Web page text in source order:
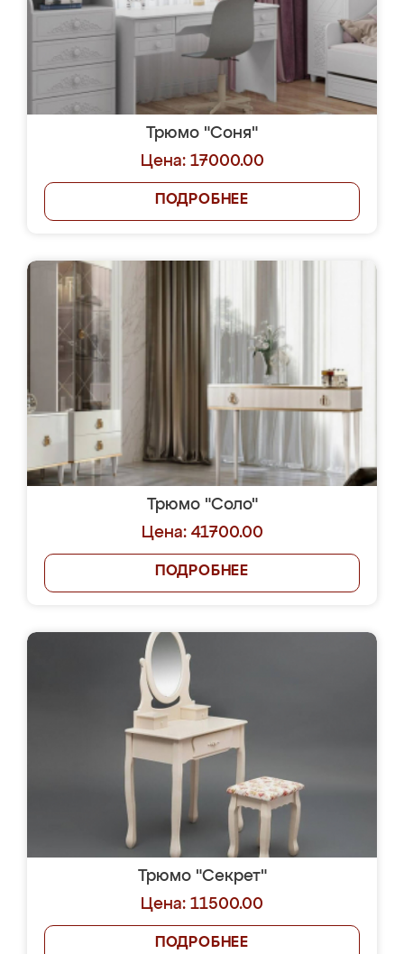
Трюмо "Соня"
Цена: 17000.00
ПОДРОБНЕЕ
Трюмо "Соло"
Цена: 41700.00
ПОДРОБНЕЕ
Трюмо "Секрет"
Цена: 11500.00
ПОДРОБНЕЕ